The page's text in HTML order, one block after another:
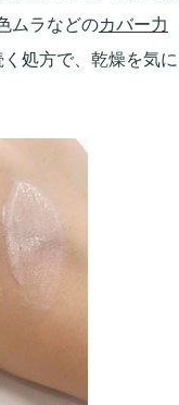
ムラなどのカバー力
処方で、乾燥を気に